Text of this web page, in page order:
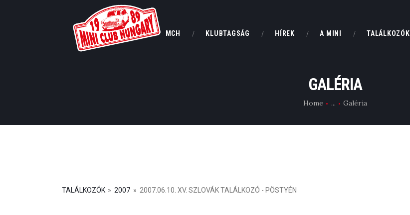
MCH KLUBTAGSÁG HÍREK A MINI TALÁLKOZÓK
GALÉRIA
Home ... Galéria
TALÁLKOZÓK
HIRDETÉSEK
TALÁLKOZÓK » 2007 » 2007.06.10. XV. SZLOVÁK TALÁLKOZÓ - PÖSTYÉN